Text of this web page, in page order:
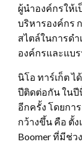
ผู้นำองค์กรให้
บริหารองค์กร
สไตล์ในการด
องค์กรและแบ
นิโอ ทาร์เก็ต
ปีติดต่อกัน ในปี
อีกครั้ง โดยกา
กว้างขึ้น คือ ตั้ง
Boomer ที่มีช่ว